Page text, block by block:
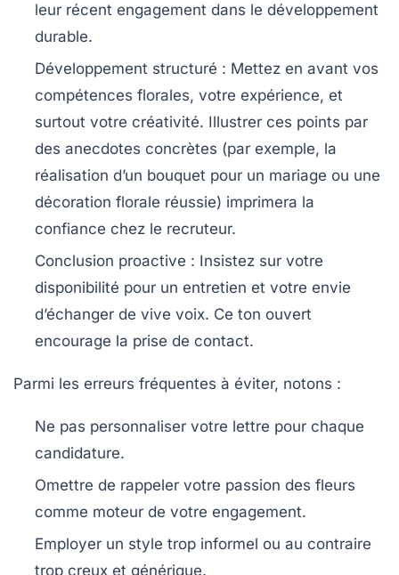
leur récent engagement dans le développement
durable.
Développement structuré : Mettez en avant vos
compétences florales, votre expérience, et
surtout votre créativité. Illustrer ces points par
des anecdotes concrètes (par exemple, la
réalisation d’un bouquet pour un mariage ou une
décoration florale réussie) imprimera la
confiance chez le recruteur.
Conclusion proactive : Insistez sur votre
disponibilité pour un entretien et votre envie
d’échanger de vive voix. Ce ton ouvert
encourage la prise de contact.
Parmi les erreurs fréquentes à éviter, notons :
Ne pas personnaliser votre lettre pour chaque
candidature.
Omettre de rappeler votre passion des fleurs
comme moteur de votre engagement.
Employer un style trop informel ou au contraire
trop creux et générique.